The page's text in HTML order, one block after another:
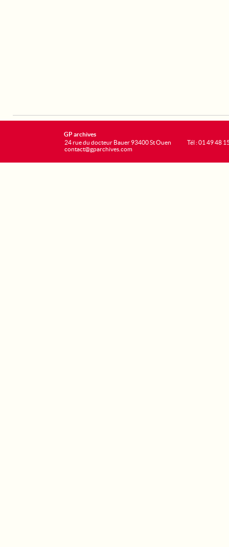
GP archives
24 rue du docteur Bauer 93400 St Ouen
contact@gparchives.com
Tél : 01 49 48